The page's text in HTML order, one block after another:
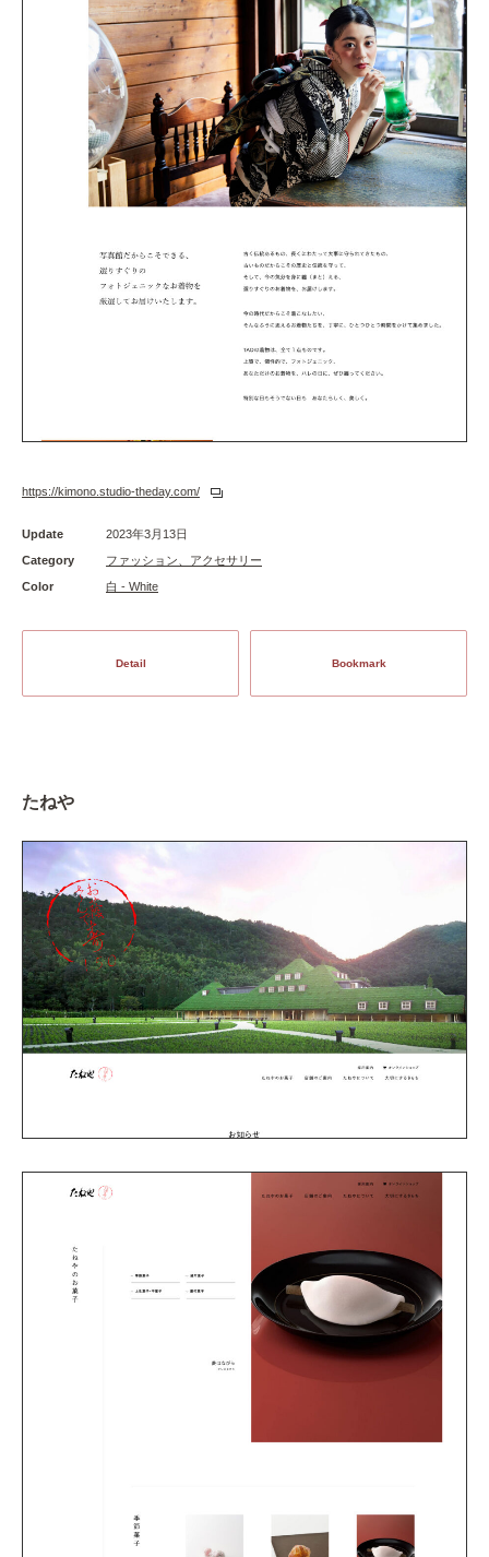
https://kimono.studio-theday.com/
Update
2023年3月13日
Category
ファッション、アクセサリー
Color
白 - White
Detail Bookmark
たねや